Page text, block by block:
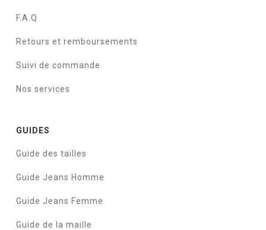
F.A.Q
Retours et remboursements
Suivi de commande
Nos services
GUIDES
Guide des tailles
Guide Jeans Homme
Guide Jeans Femme
Guide de la maille